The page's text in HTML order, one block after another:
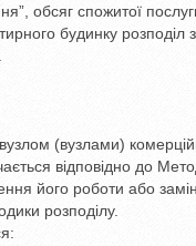
обсяг спожитої
будинку розподіл
(вузлами)
відповідно до
його роботи або
розподілу.